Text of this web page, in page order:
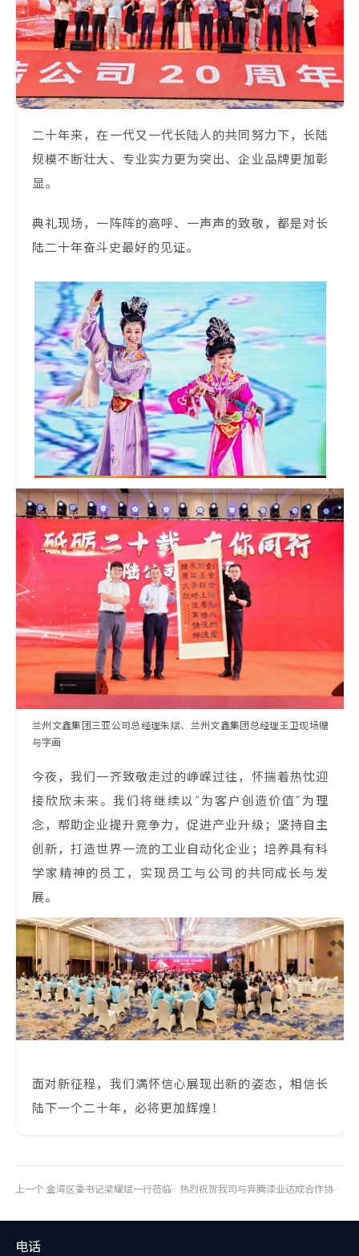
二十年来，在一代又一代长陆人的共同努力下，长陆
规模不断壮大、专业实力更为突出、企业品牌更加彰
显。
典礼现场，一阵阵的高呼、一声声的致敬，都是对长
陆二十年奋斗史最好的见证。
兰州文鑫集团三亚公司总经理朱斌、兰州文鑫集团总经理王卫现场赠
与字画
今夜，我们一齐致敬走过的峥嵘过往，怀揣着热忱迎
接欣欣未来。我们将继续以“为客户创造价值”为理
念，帮助企业提升竞争力，促进产业升级；坚持自主
创新，打造世界一流的工业自动化企业；培养具有科
学家精神的员工，实现员工与公司的共同成长与发
展。
面对新征程，我们满怀信心展现出新的姿态，相信长
陆下一个二十年，必将更加辉煌！
上一个 金湾区委书记梁耀斌一行莅临我司调研指导 热烈祝贺我司与奔腾漆业达成合作协议
电话